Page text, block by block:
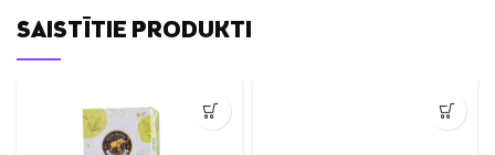
SAISTĪTIE PRODUKTI